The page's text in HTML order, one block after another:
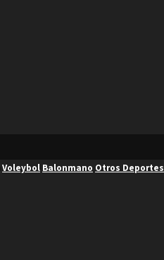
Voleybol Balonmano Otros Deportes